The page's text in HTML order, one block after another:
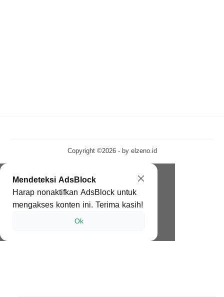
Copyright ©2026 - by elzeno.id
Mendeteksi AdsBlock
Harap nonaktifkan AdsBlock untuk
mengakses konten ini. Terima kasih!
Ok